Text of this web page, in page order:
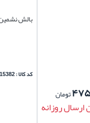
تومان
ارسال روزانه
بالش
کد کالا : 15382